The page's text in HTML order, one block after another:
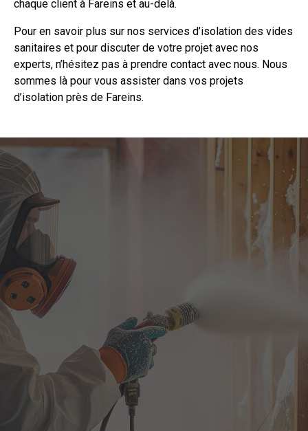
chaque client à Fareins et au-delà.
Pour en savoir plus sur nos services d’isolation des vides
sanitaires et pour discuter de votre projet avec nos
experts, n’hésitez pas à prendre contact avec nous. Nous
sommes là pour vous assister dans vos projets
d’isolation près de Fareins.